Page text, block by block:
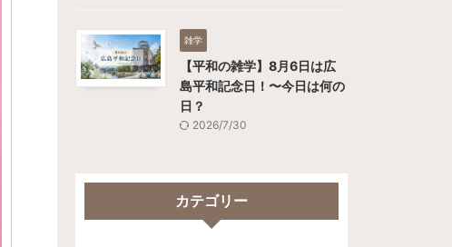
雑学
【平和の雑学】8月6日は広
島平和記念日！〜今日は何の
日？
2026/7/30
カテゴリー